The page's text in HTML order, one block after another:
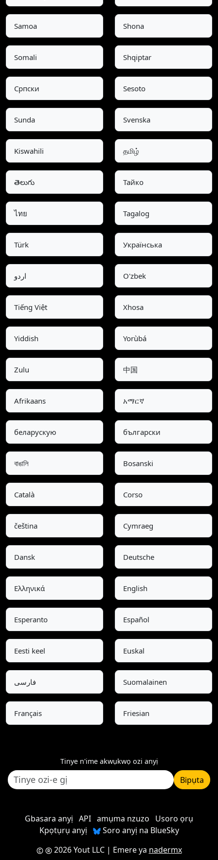
Samoa Shona
Somali Shqiptar
Српски Sesoto
Sunda Svenska
Kiswahili தமிழ்
తెలుగు Тайко
ไทย Tagalog
Türk Українська
اردو O'zbek
Tiếng Việt Xhosa
Yiddish Yorùbá
Zulu 中国
Afrikaans አማርኛ
беларускую български
বাঙালি Bosanski
Català Corso
čeština Cymraeg
Dansk Deutsche
Ελληνικά English
Esperanto Español
Eesti keel Euskal
فارسی Suomalainen
Français Friesian
Tinye n'ime akwụkwọ ozi anyị
Bipụta
Gbasara anyị API amụma nzuzo
Usoro ọrụ
Kpọtụrụ anyị
Soro anyị na BlueSky
2026 Yout LLC| Emere ya nadermx